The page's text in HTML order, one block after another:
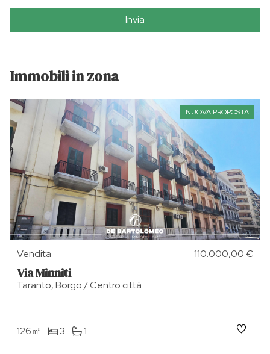
Invia
Immobili in zona
NUOVA PROPOSTA
Vendita 110.000,00 €
Via Minniti
Taranto, Borgo / Centro città
126㎡ 3 1